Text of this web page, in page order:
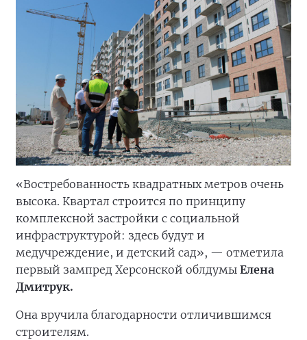
«Востребованность квадратных метров очень
высока. Квартал строится по принципу
комплексной застройки с социальной
инфраструктурой: здесь будут и
медучреждение, и детский сад», — отметила
первый зампред Херсонской облдумы Елена
Дмитрук.
Она вручила благодарности отличившимся
строителям.